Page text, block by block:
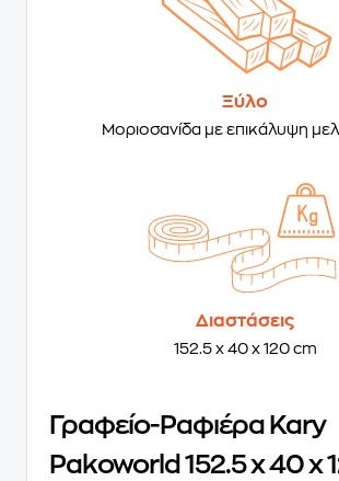
Ξύλο
Μοριοσανίδα με επικάλυψη
Διαστάσεις
152.5 x 40 x 120 cm
Γραφείο-Ραφιέρα Kary
Pakoworld 152.5 x 40 x